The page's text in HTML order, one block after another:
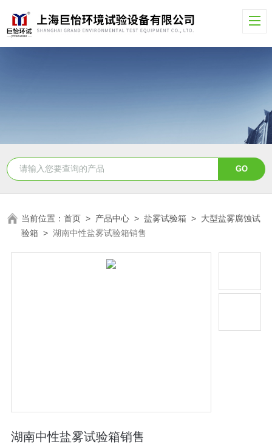
当前位置：首页 > 产品中心 >盐雾试验箱 > 大型盐雾腐蚀试
验箱 >湖南中性盐雾试验箱销售
湖南中性盐雾试验箱销售